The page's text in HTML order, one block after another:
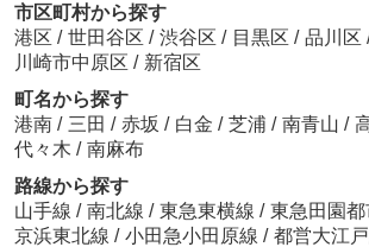
市区町村から探す
港区 / 世田谷区 / 渋谷区 / 目黒区 / 品川区
川崎市中原区 / 新宿区
町名から探す
港南 / 三田 / 赤坂 / 白金 / 芝浦 / 南青山 /
代々木 / 南麻布
路線から探す
山手線 / 南北線 / 東急東横線 / 東急田園都
京浜東北線 / 小田急小田原線 / 都営大江